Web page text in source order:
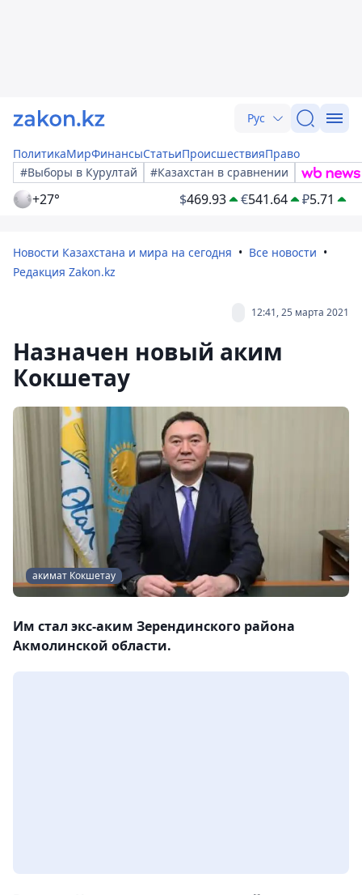
Рус
ПолитикаМирФинансыСтатьиПроисшествияПраво
#Выборы в Курултай
#Казахстан в сравнении
+27° $469.93 €541.64 ₽5.71
Новости Казахстана и мира на сегодня
Все новости
Редакция Zakon.kz
12:41, 25 марта 2021
Назначен новый аким
Кокшетау
акимат Кокшетау
Им стал экс-аким Зерендинского района
Акмолинской области.